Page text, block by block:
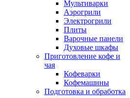
Мультиварки
Аэрогрили
Электрогрили
Плиты
Варочные панели
Духовые шкафы
Приготовление кофе и
чая
Кофеварки
Кофемашины
Подготовка и обработка